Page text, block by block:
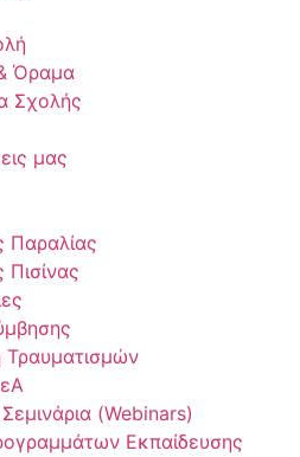
Όραμα
Σχολής
μας
(Webinars)
Εκπαίδευσης